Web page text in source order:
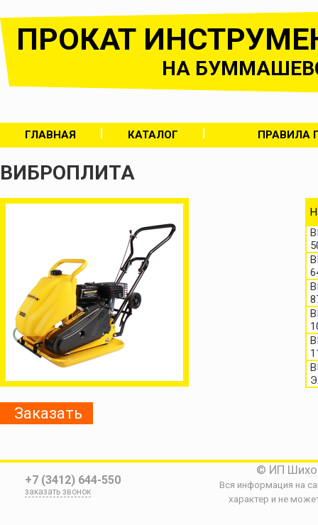
ПРОКАТ
НА
ГЛАВНАЯ КАТАЛОГ ПРАВИЛА
ВИБРОПЛИТА
Заказать
+7 (3412) 644-550
заказать звонок
© ИП
Вся информация на
характер и не